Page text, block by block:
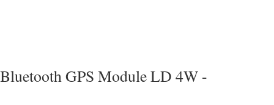
Bluetooth GPS Module LD 4W -